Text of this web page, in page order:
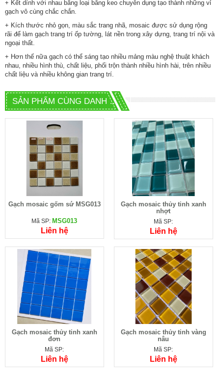
+ Kết dính với nhau bằng loại băng keo chuyên dụng tạo thành những vỉ
gạch vô cùng chắc chắn.
+ Kích thước nhỏ gọn, màu sắc trang nhã, mosaic được sử dụng rộng
rãi để làm gạch trang trí ốp tường, lát nền trong xây dựng, trang trí nội và
ngoại thất.
+ Hơn thế nữa gạch có thể sáng tạo nhiều mảng màu nghệ thuật khách
nhau, nhiều hình thù, chất liệu, phối trộn thành nhiều hình hài, trên nhiều
chất liệu và nhiều không gian trang trí.
SẢN PHẨM CÙNG DANH MỤC
Gạch mosaic gốm sứ MSG013
Mã SP: MSG013
Liên hệ
Gạch mosaic thủy tinh xanh
nhợt
Mã SP:
Liên hệ
Gạch mosaic thủy tinh xanh
đơn
Mã SP:
Liên hệ
Gạch mosaic thủy tinh vàng
nâu
Mã SP:
Liên hệ